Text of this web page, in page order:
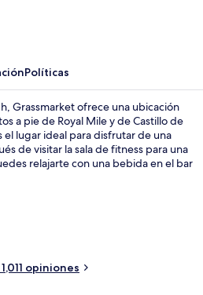
Políticas
Grassmarket ofrece una ubicación
a pie de Royal Mile y de Castillo de
lugar ideal para disfrutar de una
de visitar la sala de fitness para una
relajarte con una bebida en el bar
a pie. Otros visitantes hablan
características como el personal
de transporte público muy
está a apenas 12 minutos a pie.
opiniones